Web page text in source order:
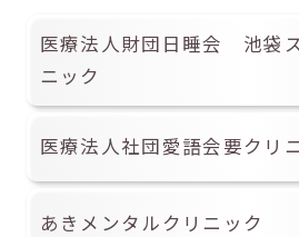
医療法人財団日睡会 池袋
ニック
医療法人社団愛語会要クリ
あきメンタルクリニック